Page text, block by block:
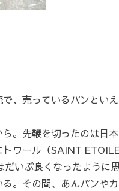
、売っているパンとい
。先鞭を切ったのは日
ワール（SAINT
いぶ良くなったように思
。その間、あんパンやカ